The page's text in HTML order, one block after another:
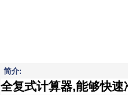
简介:
全复式计算器,能够快